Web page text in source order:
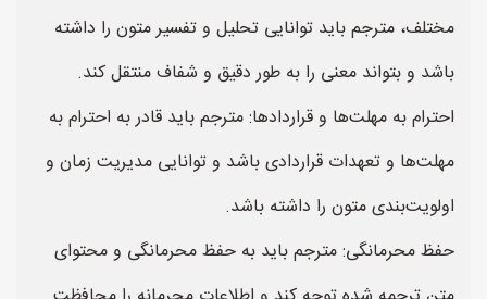
مختلف، مترجم باید توانایی تحلیل و تفسیر متون را داشته
باشد و بتواند معنی را به طور دقیق و شفاف منتقل کند.
احترام به مهلت‌ها و قراردادها: مترجم باید قادر به احترام به
مهلت‌ها و تعهدات قراردادی باشد و توانایی مدیریت زمان و
اولویت‌بندی متون را داشته باشد.
حفظ محرمانگی: مترجم باید به حفظ محرمانگی و محتوای